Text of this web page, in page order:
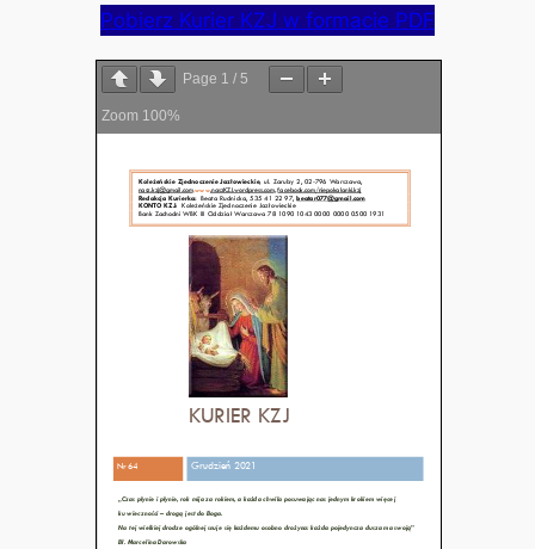
Pobierz Kurier KZJ w formacie PDF
Page 1 / 5
Zoom 100%